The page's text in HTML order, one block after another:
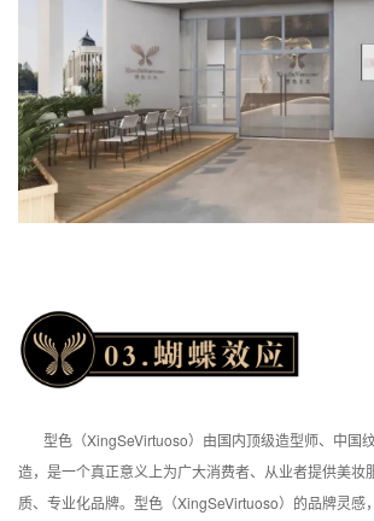
型色（XingSeVirtuoso）由国内顶级造型师、中国
造，是一个真正意义上为广大消费者、从业者提供美妆
质、专业化品牌。型色（XingSeVirtuoso）的品牌灵感